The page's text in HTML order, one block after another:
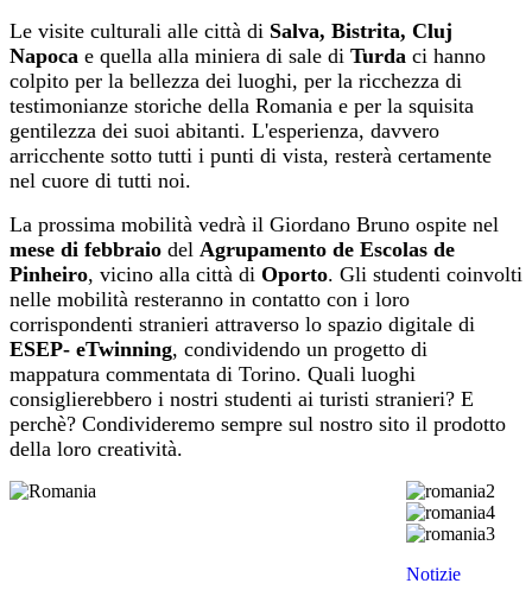
Le visite culturali alle città di Salva, Bistrita, Cluj
Napoca e quella alla miniera di sale di Turda ci hanno
colpito per la bellezza dei luoghi, per la ricchezza di
testimonianze storiche della Romania e per la squisita
gentilezza dei suoi abitanti. L'esperienza, davvero
arricchente sotto tutti i punti di vista, resterà certamente
nel cuore di tutti noi.
La prossima mobilità vedrà il Giordano Bruno ospite nel
mese di febbraio del Agrupamento de Escolas de
Pinheiro, vicino alla città di Oporto. Gli studenti coinvolti
nelle mobilità resteranno in contatto con i loro
corrispondenti stranieri attraverso lo spazio digitale di
ESEP- eTwinning, condividendo un progetto di
mappatura commentata di Torino. Quali luoghi
consiglierebbero i nostri studenti ai turisti stranieri? E
perchè? Condivideremo sempre sul nostro sito il prodotto
della loro creatività.
Notizie